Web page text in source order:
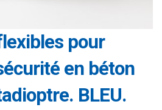
pour
en béton
BLEU.